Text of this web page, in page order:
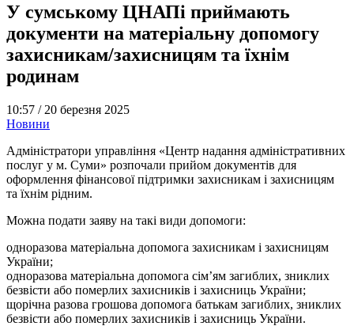
У сумському ЦНАПі приймають
документи на матеріальну допомогу
захисникам/захисницям та їхнім
родинам
10:57 / 20 березня 2025
Новини
Адміністратори управління «Центр надання адміністративних
послуг у м. Суми» розпочали прийом документів для
оформлення фінансової підтримки захисникам і захисницям
та їхнім рідним.
Можна подати заяву на такі види допомоги:
одноразова матеріальна допомога захисникам і захисницям
України;
одноразова матеріальна допомога сім’ям загиблих, зниклих
безвісти або померлих захисників і захисниць України;
щорічна разова грошова допомога батькам загиблих, зниклих
безвісти або померлих захисників і захисниць України.